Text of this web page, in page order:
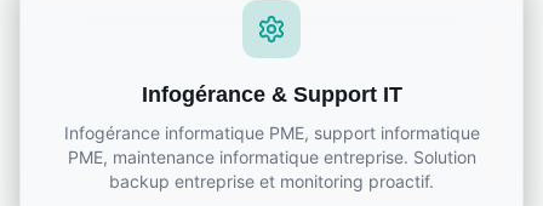
Infogérance & Support IT
Infogérance informatique PME, support informatique
PME, maintenance informatique entreprise. Solution
backup entreprise et monitoring proactif.